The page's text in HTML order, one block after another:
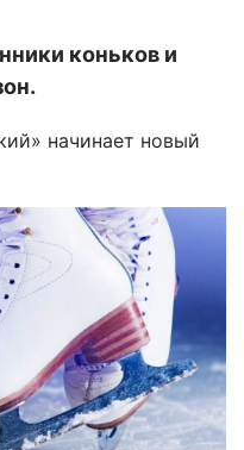
коньков и
начинает новый